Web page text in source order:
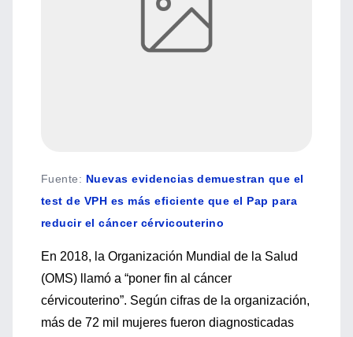
Fuente: Nuevas evidencias demuestran que el
test de VPH es más eficiente que el Pap para
reducir el cáncer cérvicouterino
En 2018, la Organización Mundial de la Salud
(OMS) llamó a “poner fin al cáncer
cérvicouterino”. Según cifras de la organización,
más de 72 mil mujeres fueron diagnosticadas